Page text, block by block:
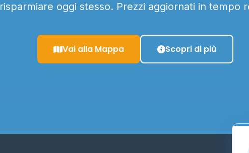
risparmiare oggi stesso. Prezzi aggiornati in tempo
Vai alla Mappa Scopri di più